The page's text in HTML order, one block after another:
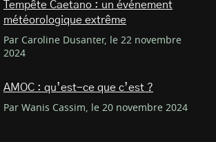
Tempête Caetano : un événement
météorologique extrême
Par Caroline Dusanter, le 22 novembre
2024
AMOC : qu’est-ce que c’est ?
Par Wanis Cassim, le 20 novembre 2024